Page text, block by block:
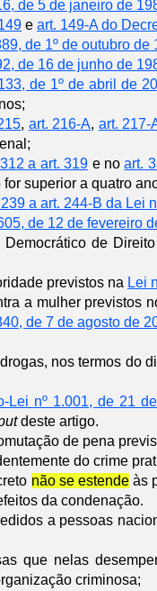
de 5 de janeiro de
e art. 149-A do
de 1º de outubro de
de 16 de junho de
de 1º de abril de
, art. 216-A, art. 217-
a art. 319 e noart.
superior a quatro
a art. 244-B da Lei
de 12 de fevereiro
de
previstos na Lei
a mulher previstos
de 7 de agosto de
nos termos do
Lei nº 1.001, de 21
deste artigo.
de pena
do crime
não se estendeàs
da condenação.
a pessoas
que nelas
criminosa;